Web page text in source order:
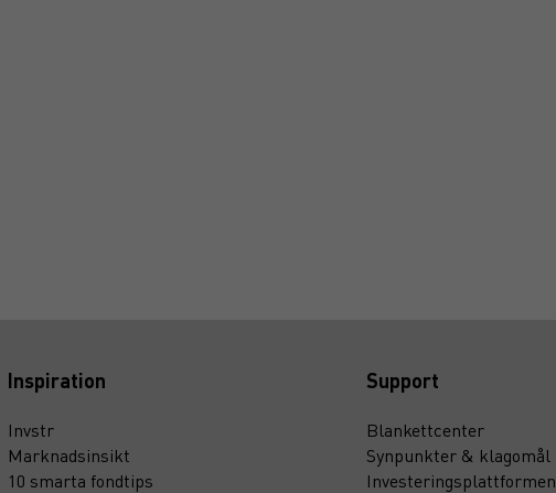
Inspiration
Invstr
Marknadsinsikt
10 smarta fondtips
Support
Blankettcenter
Synpunkter & klagomål
Investeringsplattformen